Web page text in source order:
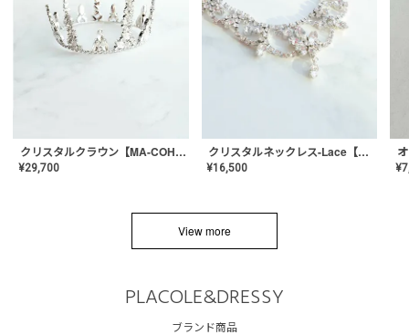
クリスタルクラウン【MA-COHD-01】韓国風クラウン/ウェディングクラウン/ティアラ
¥29,700
クリスタルネックレス-Lace【MA-CONL-02】
¥16,500 ¥
View more
PLACOLE&DRESSY
ブランド商品